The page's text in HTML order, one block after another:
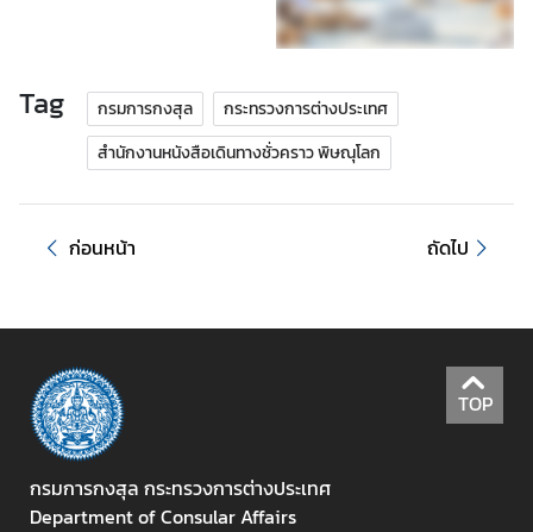
ง
ย
อ
ท
.
|
ส
ก
ญ
Tag กรมการกงสุล
กระทรวงการต่างประเทศ
สำนักงานหนังสือเดินทางชั่วคราว พิษณุโลก
ก่อนหน้า ถัดไป
TOP
กรมการกงสุล กระทรวงการต่างประเทศ
Department of Consular Affairs